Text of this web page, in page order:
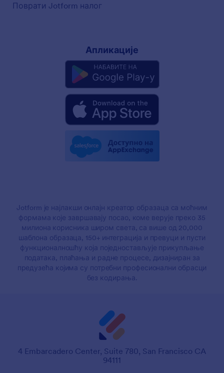
Поврати Jotform налог
Апликације
Jotform је најлакши онлајн креатор образаца са моћним
формама које завршавају посао, коме верује преко 35
милиона корисника широм света, са више од 20,000
шаблона образаца, 150+ интеграција и превуци и пусти
функционалношћу која поједностављује прикупљање
података, плаћања и радне процесе, дизајниран за
предузећа којима су потребни професионални обрасци
без кодирања.
4 Embarcadero Center, Suite 780, San Francisco CA
94111